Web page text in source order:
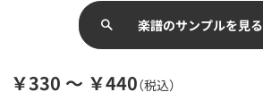
楽譜のサンプルを見る
￥330 ～ ￥440（税込）